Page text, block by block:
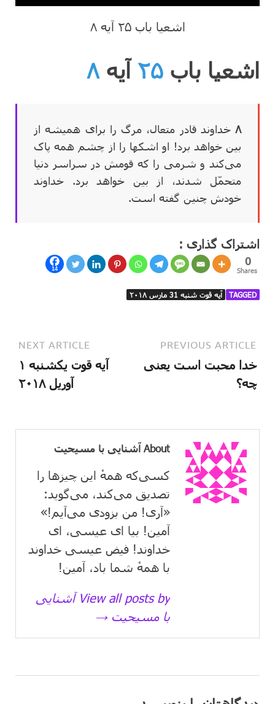
اشعیا باب ۲۵ آیه ۸
اشعیا باب ۲۵ آیه ۸
۸ خداوند قادر متعال، مرگ را برای همیشه از
بین خواهد برد! او اشکها را از چشم همه پاک
می‌کند و شرمی را که قومش در سراسر دنیا
متحمّل شدند، از بین خواهد برد. خداوند
خودش چنین گفته است.
اشتراک گذاری :
14
0
Shares
TAGGED آیه قوت شنبه 31 مارس ۲۰۱۸
PREVIOUS ARTICLE
خدا محبت است یعنی
چه؟
NEXT ARTICLE
آیه قوت یکشنبه ۱
آوریل ۲۰۱۸
About آشنایی با مسیحیت
کسی‌که همهٔ این چیزها را
تصدیق می‌كند، می‌گوید:
«آری! من بزودی می‌آیم!»
آمین! بیا ای عیسی، ای
خداوند! فیض عیسی خداوند
با همهٔ شما باد، آمین!
View all posts by آشنایی
با مسیحیت →